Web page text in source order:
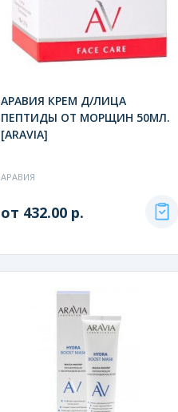
АРАВИЯ КРЕМ Д/ЛИЦА
ПЕПТИДЫ ОТ МОРЩИН 50МЛ.
[ARAVIA]
АРАВИЯ
от 432.00 р.